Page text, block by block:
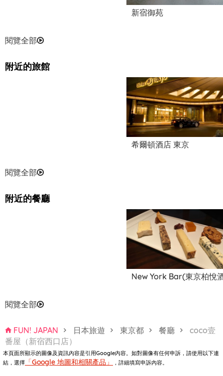
新宿御苑
閱覽全部
附近的旅館
希爾頓酒店 東京
閱覽全部
附近的餐廳
New York Bar(東京柏悅
閱覽全部
FUN! JAPAN 日本旅遊 東京都 餐廳
coco壹
番屋（新宿西口店）
本頁面所顯示的圖像及資訊內容是引用Google內容。如對圖像有任何申訴，請使用以下連
結，選擇 「Google 地圖和相關產品」 ，詳細填寫申訴內容。